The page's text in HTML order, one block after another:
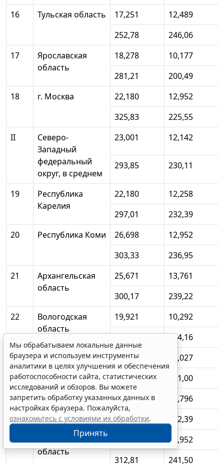
16
Тульская область 17,251
12,489
252,78
246,06
17
Ярославская
область
18,278
10,177
281,21
200,49
18
г. Москва 22,180
12,952
325,83
225,55
II
Северо-
Западный
федеральный
округ, в среднем
23,001 12,142
293,85 230,11
19
Республика
Карелия
22,180
12,258
297,01
232,39
20
Республика Коми 26,698
12,952
303,33
236,95
21
Архангельская
область
25,671
13,761
300,17
239,22
22
Вологодская
область
19,921
10,292
281,21
214,16
23
Калининградская
область
25,055
12,027
278,05
221,00
24
Ленинградская
область
22,180
11,796
341,25
232,39
25
Мурманская
область
29,778
12,952
312,81
241,50
Мы обрабатываем локальные данные
браузера и используем инструменты
аналитики в целях улучшения и обеспечения
работоспособности сайта, статистических
исследований и обзоров. Вы можете
запретить обработку указанных данных в
настройках браузера. Пожалуйста,
ознакомьтесь с условиями их обработки.
Принять